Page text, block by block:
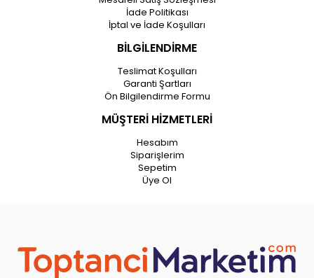
İade Politikası
İptal ve İade Koşulları
BİLGİLENDİRME
Teslimat Koşulları
Garanti Şartları
Ön Bilgilendirme Formu
MÜŞTERİ HİZMETLERİ
Hesabım
Siparişlerim
Sepetim
Üye Ol